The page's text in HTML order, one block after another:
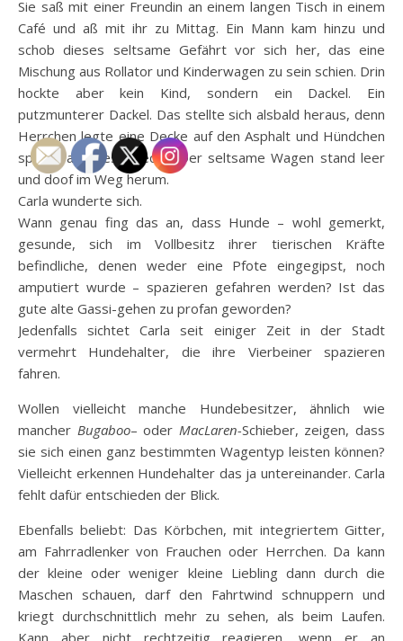
Sie saß mit einer Freundin an einem langen Tisch in einem
Café und aß mit ihr zu Mittag. Ein Mann kam hinzu und
schob dieses seltsame Gefährt vor sich her, das eine
Mischung aus Rollator und Kinderwagen zu sein schien. Drin
hockte aber kein Kind, sondern ein Dackel. Ein
putzmunterer Dackel. Das stellte sich alsbald heraus, denn
Herrchen legte eine Decke auf den Asphalt und Hündchen
sprang auf diese Decke. Der seltsame Wagen stand leer
und doof im Weg herum.
Carla wunderte sich.
Wann genau fing das an, dass Hunde – wohl gemerkt,
gesunde, sich im Vollbesitz ihrer tierischen Kräfte
befindliche, denen weder eine Pfote eingegipst, noch
amputiert wurde – spazieren gefahren werden? Ist das
gute alte Gassi-gehen zu profan geworden?
Jedenfalls sichtet Carla seit einiger Zeit in der Stadt
vermehrt Hundehalter, die ihre Vierbeiner spazieren
fahren.
Wollen vielleicht manche Hundebesitzer, ähnlich wie
mancher Bugaboo– oder MacLaren-Schieber, zeigen, dass
sie sich einen ganz bestimmten Wagentyp leisten können?
Vielleicht erkennen Hundehalter das ja untereinander. Carla
fehlt dafür entschieden der Blick.
Ebenfalls beliebt: Das Körbchen, mit integriertem Gitter,
am Fahrradlenker von Frauchen oder Herrchen. Da kann
der kleine oder weniger kleine Liebling dann durch die
Maschen schauen, darf den Fahrtwind schnuppern und
kriegt durchschnittlich mehr zu sehen, als beim Laufen.